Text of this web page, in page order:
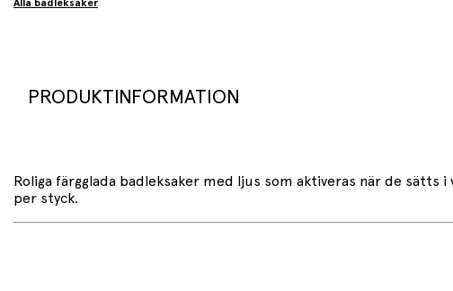
Alla badleksaker
PRODUKTINFORMATION
Roliga färgglada badleksaker med ljus som aktiveras när de
per styck.